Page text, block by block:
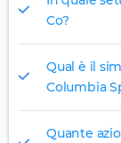
Co?
Qual è il
Columbia
Quante